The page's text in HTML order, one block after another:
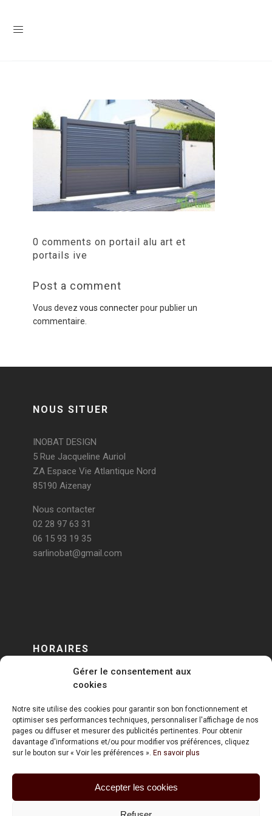
Gérer le consentement aux
cookies
Notre site utilise des cookies pour garantir son bon fonctionnement et
optimiser ses performances techniques, personnaliser l'affichage de nos
pages ou diffuser et mesurer des publicités pertinentes. Pour obtenir
davantage d'informations et/ou pour modifier vos préférences, cliquez
sur le bouton sur « Voir les préférences ». En savoir plus
Accepter les cookies
0 comments on portail alu art et
portails ive
Post a comment
Vous devez vous connecterpour publier un
commentaire.
NOUS SITUER
INOBAT DESIGN
5 Rue Jacqueline Auriol
ZA Espace Vie Atlantique Nord
85190 Aizenay
Nous contacter
02 28 97 63 31
06 15 93 19 35
sarlinobat@gmail.com
HORAIRES
DU LUNDI AU VENDREDI